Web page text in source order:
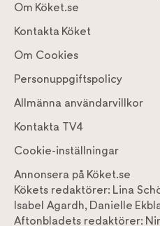
Om Köket.se
Kontakta Köket
Om Cookies
Personuppgiftspolicy
Allmänna användarvillkor
Kontakta TV4
Cookie-inställningar
Annonsera på Köket.se
Kökets redaktörer: Lina
Isabel Agardh, Danielle
Aftonbladets redaktörer: